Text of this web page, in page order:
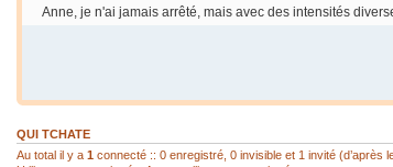
Anne, je n'ai jamais arrêté, mais avec des intensités
sab- 20 Fév 2026, 22:44
HELLO Bruno, ça me fait plaisir de reprendre contact.
QUI TCHATE
Au total il y a 1 connecté :: 0 enregistré, 0 invisible et 1 invité (d’après